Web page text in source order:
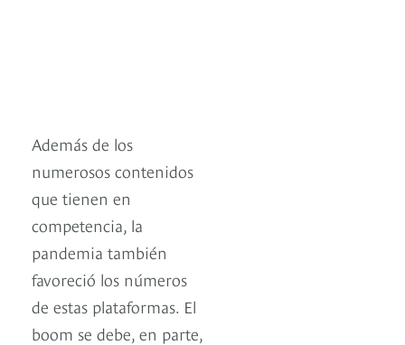
Además de los
numerosos contenidos
que tienen en
competencia, la
pandemia también
favoreció los números
de estas plataformas. El
boom se debe, en parte,